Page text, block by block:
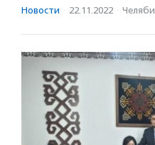
Новости · 22.11.2022 ·